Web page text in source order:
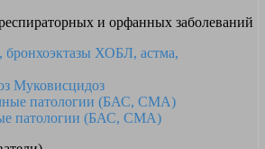
и орфанных заболеваний
ХОБЛ, астма,
Муковисцидоз
патологии (БАС, СМА)